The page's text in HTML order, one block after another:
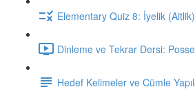
Elementary Quiz 8: İyelik (Aitlik)
Dinleme ve Tekrar Dersi:
Hedef Kelimeler ve Cümle